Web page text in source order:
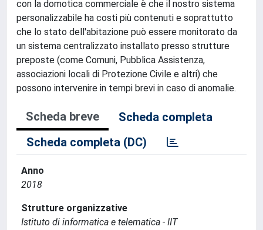
con la domotica commerciale è che il nostro sistema
personalizzabile ha costi più contenuti e soprattutto
che lo stato dell'abitazione può essere monitorato da
un sistema centralizzato installato presso strutture
preposte (come Comuni, Pubblica Assistenza,
associazioni locali di Protezione Civile e altri) che
possono intervenire in tempi brevi in caso di anomalie.
Scheda breve
Scheda completa
Scheda completa (DC)
Anno
2018
Strutture organizzative
Istituto di informatica e telematica - IIT